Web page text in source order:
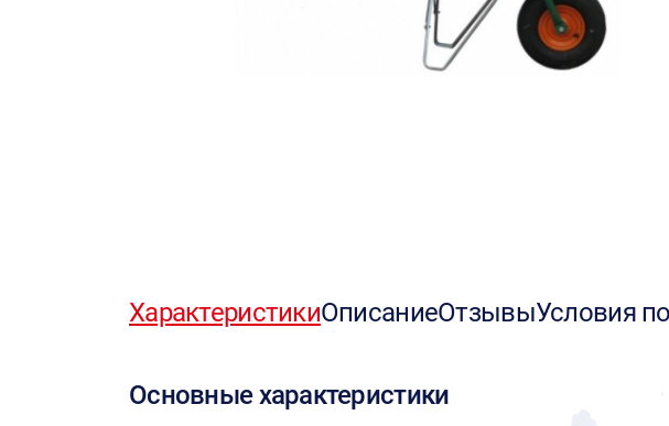
ХарактеристикиОписаниеОтзывыУсловия
Основные характеристики